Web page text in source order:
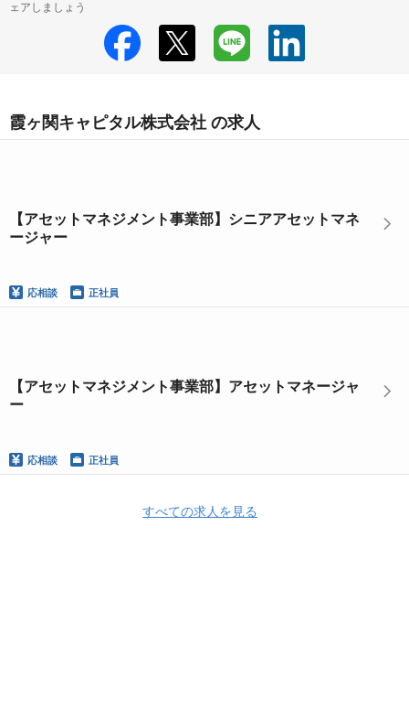
ェアしましょう
霞ヶ関キャピタル株式会社 の求人
【アセットマネジメント事業部】シニアアセットマネ
ージャー
応相談 正社員
【アセットマネジメント事業部】アセットマネージャ
ー
応相談 正社員
すべての求人を見る